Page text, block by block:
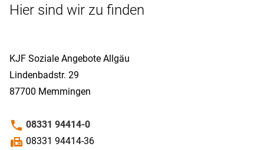
Hier sind wir zu finden
KJF Soziale Angebote Allgäu
Lindenbadstr. 29
87700 Memmingen
phone 08331 94414-0
fax 08331 94414-36